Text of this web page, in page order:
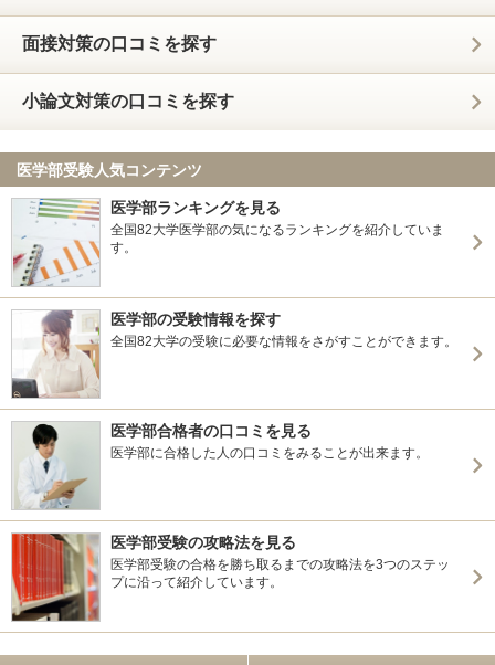
面接対策の口コミを探す
小論文対策の口コミを探す
医学部受験人気コンテンツ
医学部ランキングを見る
全国82大学医学部の気になるランキングを紹介していま
す。
医学部の受験情報を探す
全国82大学の受験に必要な情報をさがすことができます。
医学部合格者の口コミを見る
医学部に合格した人の口コミをみることが出来ます。
医学部受験の攻略法を見る
医学部受験の合格を勝ち取るまでの攻略法を3つのステッ
プに沿って紹介しています。